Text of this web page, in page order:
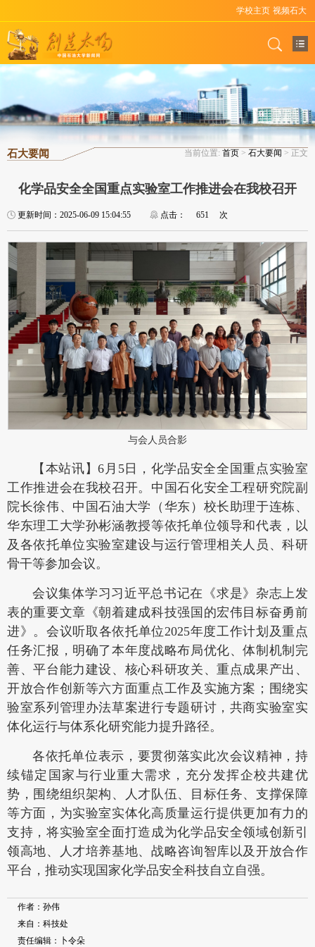
学校主页 视频石大
石大要闻 当前位置: 首页 > 石大要闻 > 正文
化学品安全全国重点实验室工作推进会在我校召开
更新时间：2025-06-09 15:04:55 点击： 651 次
与会人员合影
【本站讯】6月5日，化学品安全全国重点实验室
工作推进会在我校召开。中国石化安全工程研究院副
院长徐伟、中国石油大学（华东）校长助理于连栋、
华东理工大学孙彬涵教授等依托单位领导和代表，以
及各依托单位实验室建设与运行管理相关人员、科研
骨干等参加会议。
会议集体学习习近平总书记在《求是》杂志上发
表的重要文章《朝着建成科技强国的宏伟目标奋勇前
进》。会议听取各依托单位2025年度工作计划及重点
任务汇报，明确了本年度战略布局优化、体制机制完
善、平台能力建设、核心科研攻关、重点成果产出、
开放合作创新等六方面重点工作及实施方案；围绕实
验室系列管理办法草案进行专题研讨，共商实验室实
体化运行与体系化研究能力提升路径。
各依托单位表示，要贯彻落实此次会议精神，持
续锚定国家与行业重大需求，充分发挥企校共建优
势，围绕组织架构、人才队伍、目标任务、支撑保障
等方面，为实验室实体化高质量运行提供更加有力的
支持，将实验室全面打造成为化学品安全领域创新引
领高地、人才培养基地、战略咨询智库以及开放合作
平台，推动实现国家化学品安全科技自立自强。
作者：孙伟
来自：科技处
责任编辑：卜令朵